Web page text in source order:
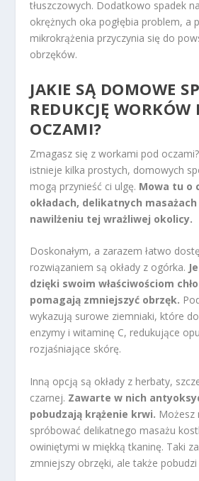
tłuszczowych. Dodatkowo spadek
okrężnych oka pogłębia problem, a
mikrokrążenia przyczynia się do
obrzęków.
JAKIE SĄ DOMOWE
REDUKCJĘ WORKÓW
OCZAMI?
Zmagasz się z workami pod
istnieje kilka prostych, domowych
mogą przynieść ci ulgę. Mowa tu o
okładach, delikatnych
nawilżeniu tej wrażliwej okolicy.
Doskonałym, a zarazem łatwo
rozwiązaniem są okłady z ogórka.
dzięki swoim właściwościom
pomagają zmniejszyć obrzęk.
wykazują surowe ziemniaki, które
enzymy i witaminę C, redukujące
rozjaśniające skórę.
Inną opcją są okłady z herbaty,
czarnej. Zawarte w nich
pobudzają krążenie krwi. Możesz
spróbować delikatnego masażu
owiniętymi w miękką tkaninę. Taki
zmniejszy obrzęki, ale także